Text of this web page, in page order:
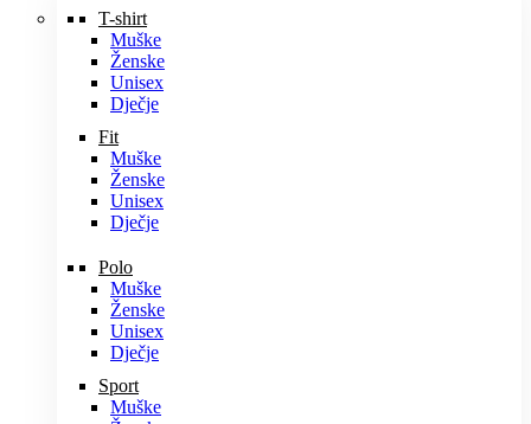
T-shirt
Muške
Ženske
Unisex
Dječje
Fit
Muške
Ženske
Unisex
Dječje
Polo
Muške
Ženske
Unisex
Dječje
Sport
Muške